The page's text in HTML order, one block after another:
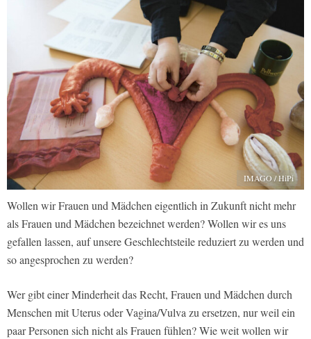
IMAGO / HiPi
Wollen wir Frauen und Mädchen eigentlich in Zukunft nicht mehr
als Frauen und Mädchen bezeichnet werden? Wollen wir es uns
gefallen lassen, auf unsere Geschlechtsteile reduziert zu werden und
so angesprochen zu werden?
Wer gibt einer Minderheit das Recht, Frauen und Mädchen durch
Menschen mit Uterus oder Vagina/Vulva zu ersetzen, nur weil ein
paar Personen sich nicht als Frauen fühlen? Wie weit wollen wir